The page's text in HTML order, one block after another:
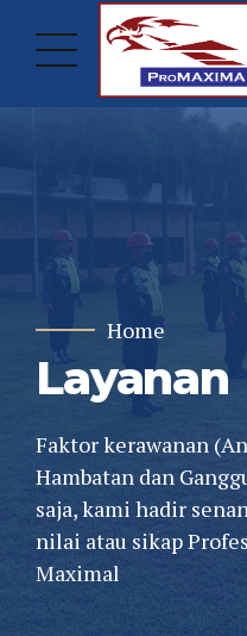
Home
Layanan
Faktor kerawanan
Hambatan dan
saja, kami hadir
nilai atau sikap
Maximal